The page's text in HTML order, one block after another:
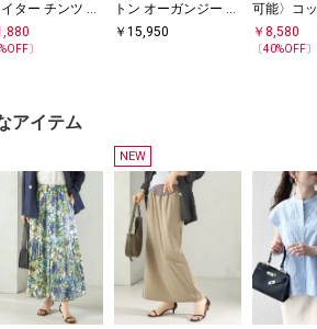
ター チンツ タ
ギャザー スカー
%OFF〕
トン オーガンジー 刺
繍 ウエスト ドロスト
￥ 15,950
可能〉コ
ック ウエ
ー ワンピ
￥8,580
〔40%OFF〕
アイテム
NEW